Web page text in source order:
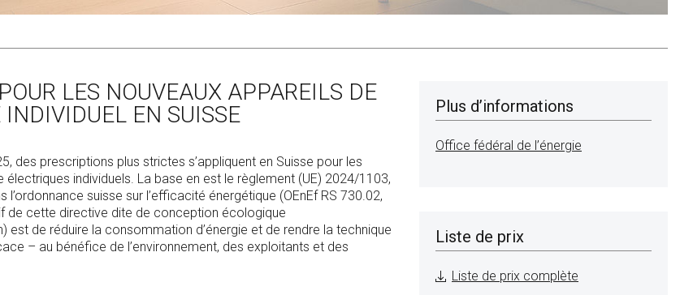
LES NOUVEAUX APPAREILS DE
INDIVIDUEL EN SUISSE
des prescriptions plus strictes s’appliquent en Suisse pour les
électriques individuels. La base en est le règlement (UE) 2024/1103,
l’ordonnance suisse sur l’efficacité énergétique (OEnEf RS 730.02,
de cette directive dite de conception écologique
est de réduire la consommation d’énergie et de rendre la technique
– au bénéfice de l’environnement, des exploitants et des
Plus d’informations
Office fédéral de l’énergie
Liste de prix
Liste de prix complète